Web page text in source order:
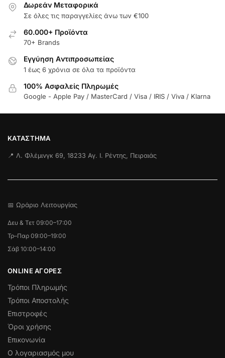
Δωρεάν Μεταφορικά
Σε όλες τις παραγγελίες άνω των €100
60.000+ Προϊόντα
70+ Brands
Εγγύηση Aντιπροσωπείας
1 έως 6 χρόνια σε όλα τα προϊόντα
100% Ασφαλείς Πληρωμές
Google - Apple Pay / MasterCard / Visa / IRIS / Viva / Klarna
ΚΑΤΆΣΤΗΜΑ
📍 Λ. Φλέμινγκ 69, 18233 Αγ. Ι. Ρέντης, Πειραιάς
📅 Ωράριο Λειτουργίας
Δευ & Τετ 09:00–17:00
Τρ–Παρ 09:00–19:00
Σάβ 10:00–14:00
ONLINE ΑΓΟΡΕΣ
Τρόποι Πληρωμής
Τρόποι Αποστολής
Επιστροφές
Όροι χρήσης
Επικονωνία
Ο λογαριασμός μου